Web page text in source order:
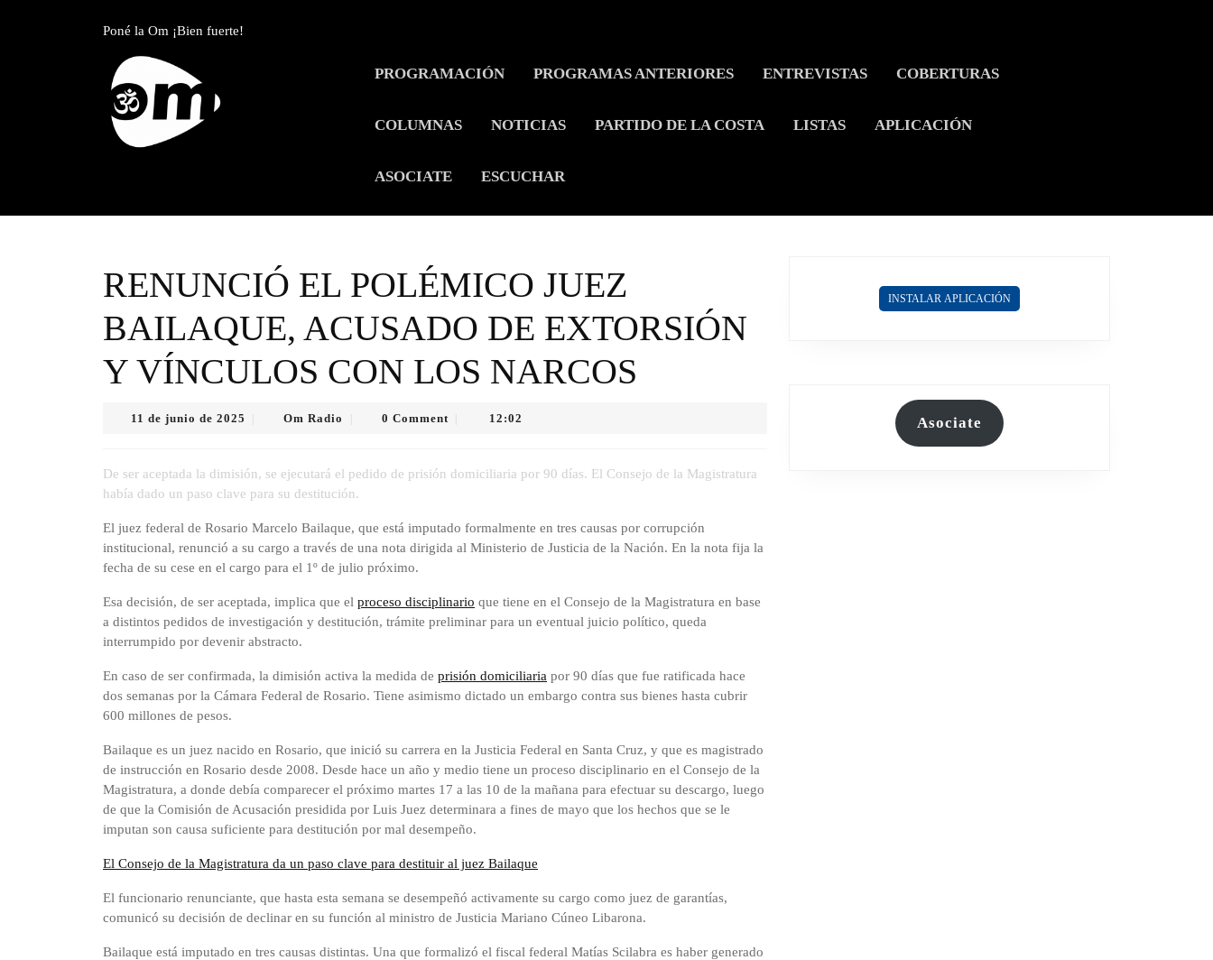
Poné la Om ¡Bien fuerte!
PROGRAMACIÓN PROGRAMAS ANTERIORES ENTREVISTAS COBERTURAS
COLUMNAS NOTICIAS PARTIDO DE LA COSTA LISTAS APLICACIÓN
ASOCIATE ESCUCHAR
RENUNCIÓ EL POLÉMICO JUEZ
BAILAQUE, ACUSADO DE EXTORSIÓN
Y VÍNCULOS CON LOS NARCOS
11 de junio de 2025
de
Om Radio 0 Comment 12:02
De ser aceptada la dimisión, se ejecutará el pedido de prisión domiciliaria por 90 días. El Consejo de la Magistratura
había dado un paso clave para su destitución.
El juez federal de Rosario Marcelo Bailaque, que está imputado formalmente en tres causas por corrupción
institucional, renunció a su cargo a través de una nota dirigida al Ministerio de Justicia de la Nación. En la nota fija la
fecha de su cese en el cargo para el 1º de julio próximo.
Esa decisión, de ser aceptada, implica que el proceso disciplinario que tiene en el Consejo de la Magistratura en base
a distintos pedidos de investigación y destitución, trámite preliminar para un eventual juicio político, queda
interrumpido por devenir abstracto.
En caso de ser confirmada, la dimisión activa la medida de prisión domiciliaria por 90 días que fue ratificada hace
dos semanas por la Cámara Federal de Rosario. Tiene asimismo dictado un embargo contra sus bienes hasta cubrir
600 millones de pesos.
Bailaque es un juez nacido en Rosario, que inició su carrera en la Justicia Federal en Santa Cruz, y que es magistrado
de instrucción en Rosario desde 2008. Desde hace un año y medio tiene un proceso disciplinario en el Consejo de la
Magistratura, a donde debía comparecer el próximo martes 17 a las 10 de la mañana para efectuar su descargo, luego
de que la Comisión de Acusación presidida por Luis Juez determinara a fines de mayo que los hechos que se le
imputan son causa suficiente para destitución por mal desempeño.
El Consejo de la Magistratura da un paso clave para destituir al juez Bailaque
El funcionario renunciante, que hasta esta semana se desempeñó activamente su cargo como juez de garantías,
comunicó su decisión de declinar en su función al ministro de Justicia Mariano Cúneo Libarona.
Bailaque está imputado en tres causas distintas. Una que formalizó el fiscal federal Matías Scilabra es haber generado
INSTALAR APLICACIÓN
Asociate